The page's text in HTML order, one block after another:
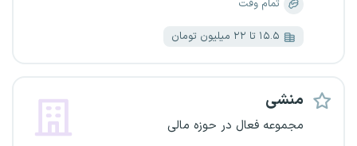
تمام وقت
۱۵.۵ تا ۲۲ میلیون تومان
منشی
مجموعه فعال در حوزه مالی